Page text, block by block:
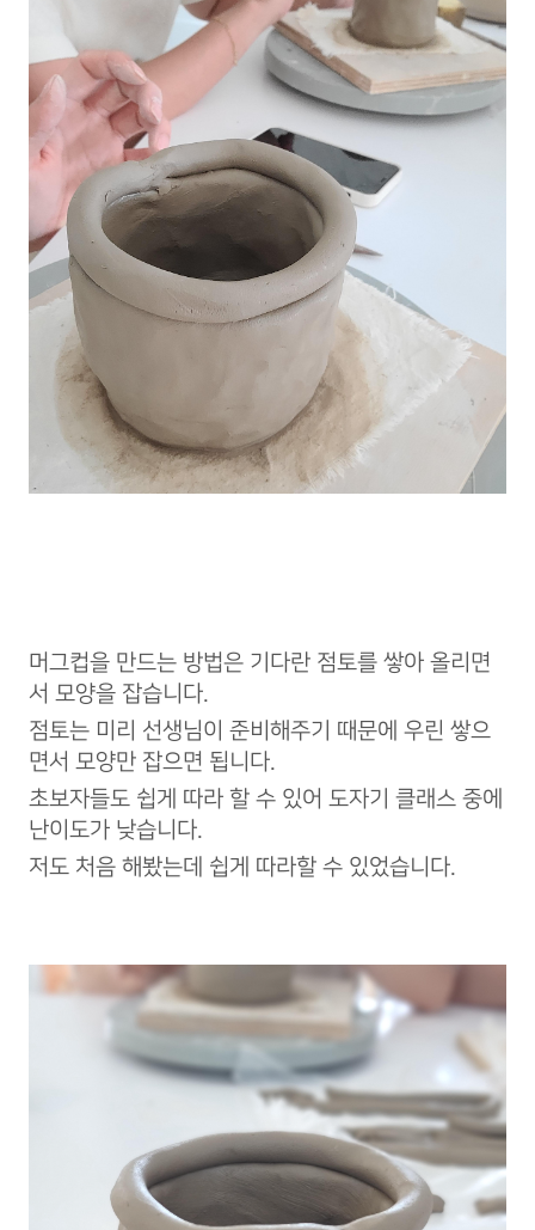
머그컵을 만드는 방법은 기다란 점토를 쌓아 올리면
서 모양을 잡습니다.
점토는 미리 선생님이 준비해주기 때문에 우린 쌓으
면서 모양만 잡으면 됩니다.
초보자들도 쉽게 따라 할 수 있어 도자기 클래스 중에
난이도가 낮습니다.
저도 처음 해봤는데 쉽게 따라할 수 있었습니다.